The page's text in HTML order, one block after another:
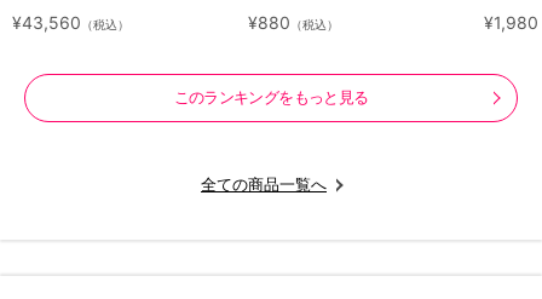
ray（アニまるっ！オリジナル
¥43,560 （税込） ¥880 （税込）
ラクタ
¥1,980
このランキングをもっと見る
全ての商品一覧へ